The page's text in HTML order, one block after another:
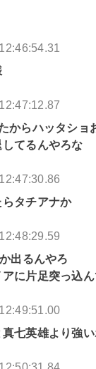
からハッタショ
てるんやろな
タチアナか
出るんやろ
に片足突っ込
七英雄より強